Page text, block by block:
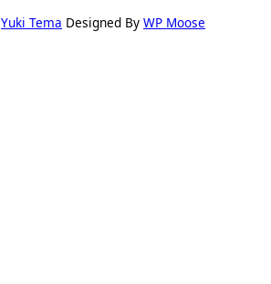
Yuki Tema Designed By WP Moose